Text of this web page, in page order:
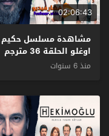
02:06:43
مشاهدة مسلسل حكيم
اوغلو الحلقة 36 مترجم
منذ 6 سنوات